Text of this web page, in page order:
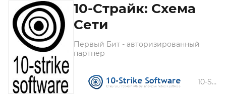
10-Страйк: Схема
Сети
Первый Бит - авторизированный
партнер
10-Strike Software